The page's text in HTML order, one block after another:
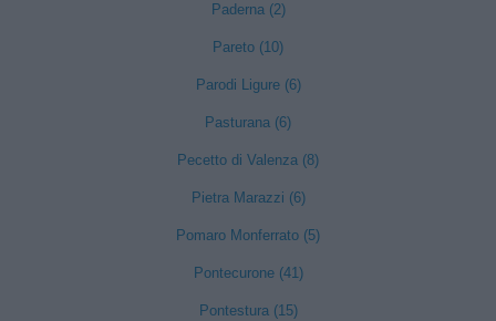
Paderna (2)
Pareto (10)
Parodi Ligure (6)
Pasturana (6)
Pecetto di Valenza (8)
Pietra Marazzi (6)
Pomaro Monferrato (5)
Pontecurone (41)
Pontestura (15)